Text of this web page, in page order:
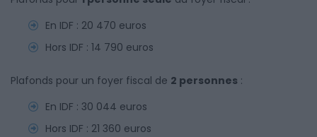
En IDF : 20 470 euros
Hors IDF : 14 790 euros
Plafonds pour un foyer fiscal de 2 personnes :
En IDF : 30 044 euros
Hors IDF : 21 360 euros